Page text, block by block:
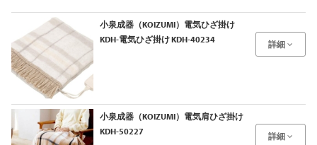
小泉成器（KOIZUMI）電気ひざ掛け
KDH-電気ひざ掛け KDH-40234
詳細
小泉成器（KOIZUMI）電気肩ひざ掛け
KDH-50227
詳細